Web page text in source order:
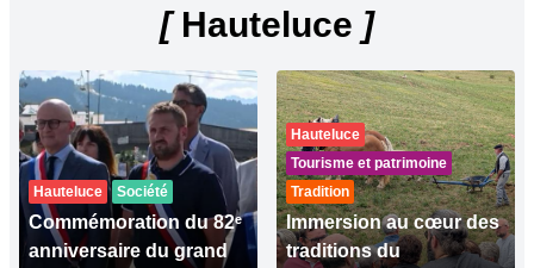
[Hauteluce ]
Hauteluce Société
Commémoration du 82ᵉ
anniversaire du grand
Hauteluce
Tourisme et patrimoine
Tradition
Immersion au cœur des
traditions du